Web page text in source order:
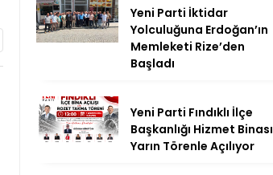
Yeni Parti İktidar
Yolculuğuna Erdoğan’ın
Memleketi Rize’den
Başladı
Yeni Parti Fındıklı İlçe
Başkanlığı Hizmet Binası
Yarın Törenle Açılıyor